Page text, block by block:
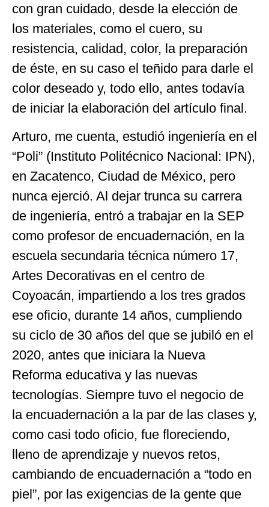
con gran cuidado, desde la elección de
los materiales, como el cuero, su
resistencia, calidad, color, la preparación
de éste, en su caso el teñido para darle el
color deseado y, todo ello, antes todavía
de iniciar la elaboración del artículo final.
Arturo, me cuenta, estudió ingeniería en el
“Poli” (Instituto Politécnico Nacional: IPN),
en Zacatenco, Ciudad de México, pero
nunca ejerció. Al dejar trunca su carrera
de ingeniería, entró a trabajar en la SEP
como profesor de encuadernación, en la
escuela secundaria técnica número 17,
Artes Decorativas en el centro de
Coyoacán, impartiendo a los tres grados
ese oficio, durante 14 años, cumpliendo
su ciclo de 30 años del que se jubiló en el
2020, antes que iniciara la Nueva
Reforma educativa y las nuevas
tecnologías. Siempre tuvo el negocio de
la encuadernación a la par de las clases y,
como casi todo oficio, fue floreciendo,
lleno de aprendizaje y nuevos retos,
cambiando de encuadernación a “todo en
piel”, por las exigencias de la gente que